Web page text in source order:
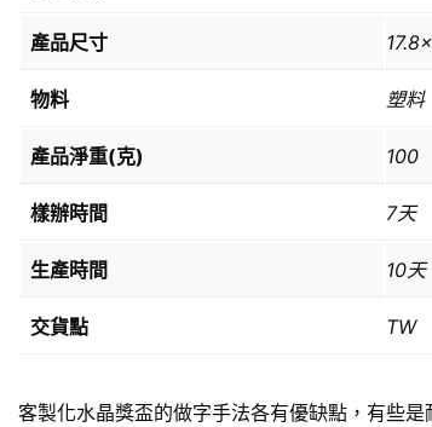
產品尺寸
物料 塑料
產品淨重(克) 100
樣辦時間 7天
生產時間 10天
交貨點 TW
客製化水晶獎盃的做字手法各有優缺點，有些